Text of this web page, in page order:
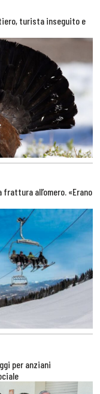
turista inseguito e
all’omero. «Erano
per anziani